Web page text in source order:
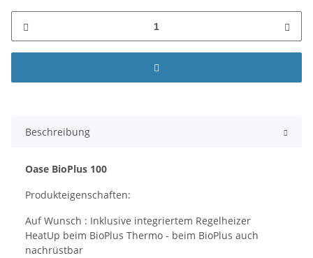
Beschreibung
Oase BioPlus 100
Produkteigenschaften:
Auf Wunsch : Inklusive integriertem Regelheizer
HeatUp beim BioPlus Thermo - beim BioPlus auch
nachrüstbar